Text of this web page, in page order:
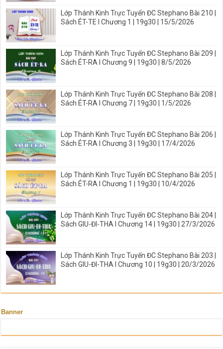
Lớp Thánh Kinh Trực Tuyến ĐC Stephano Bài 210 |
Sách ÉT-TE I Chương 1 | 19g30 | 15/5/2026
Lớp Thánh Kinh Trực Tuyến ĐC Stephano Bài 209 |
Sách ÉT-RA I Chương 9 | 19g30 | 8/5/2026
Lớp Thánh Kinh Trực Tuyến ĐC Stephano Bài 208 |
Sách ÉT-RA I Chương 7 | 19g30 | 1/5/2026
Lớp Thánh Kinh Trực Tuyến ĐC Stephano Bài 206 |
Sách ÉT-RA I Chương 3 | 19g30 | 17/4/2026
Lớp Thánh Kinh Trực Tuyến ĐC Stephano Bài 205 |
Sách ÉT-RA I Chương 1 | 19g30 | 10/4/2026
Lớp Thánh Kinh Trực Tuyến ĐC Stephano Bài 204 |
Sách GIU-ĐI-THA I Chương 14 | 19g30 | 27/3/2026
Lớp Thánh Kinh Trực Tuyến ĐC Stephano Bài 203 |
Sách GIU-ĐI-THA I Chương 10 | 19g30 | 20/3/2026
Banner